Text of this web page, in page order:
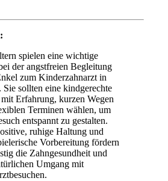
spielen eine wichtige
der angstfreien Begleitung
zum Kinderzahnarzt in
sollten eine kindgerechte
Erfahrung, kurzen Wegen
Terminen wählen, um
entspannt zu gestalten.
ruhige Haltung und
Vorbereitung fördern
die Zahngesundheit und
Umgang mit